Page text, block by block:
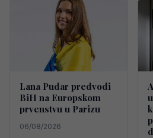
Lana Pudar predvodi
BiH na Europskom
prvenstvu u Parizu
06/08/2026